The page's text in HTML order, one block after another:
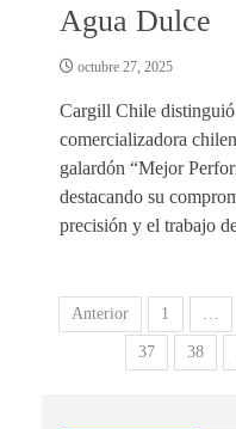
Agua Dulce
octubre 27, 2025
Cargill Chile
comercializadora
galardón “Mejor
destacando su
precisión y el trabajo
Anterior 1
37 38